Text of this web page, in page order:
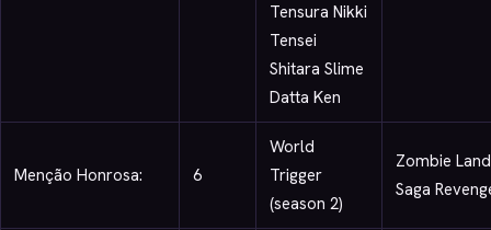
Tensura Nikki
Tensei
Shitara Slime
Datta Ken
Menção Honrosa: 6
World
Trigger
(season 2)
Zombie Land
Saga